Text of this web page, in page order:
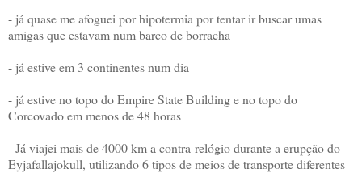
- já quase me afoguei por hipotermia por tentar ir buscar umas
amigas que estavam num barco de borracha
- já estive em 3 continentes num dia
- já estive no topo do Empire State Building e no topo do
Corcovado em menos de 48 horas
- Já viajei mais de 4000 km a contra-relógio durante a erupção do
Eyjafallajokull, utilizando 6 tipos de meios de transporte diferentes